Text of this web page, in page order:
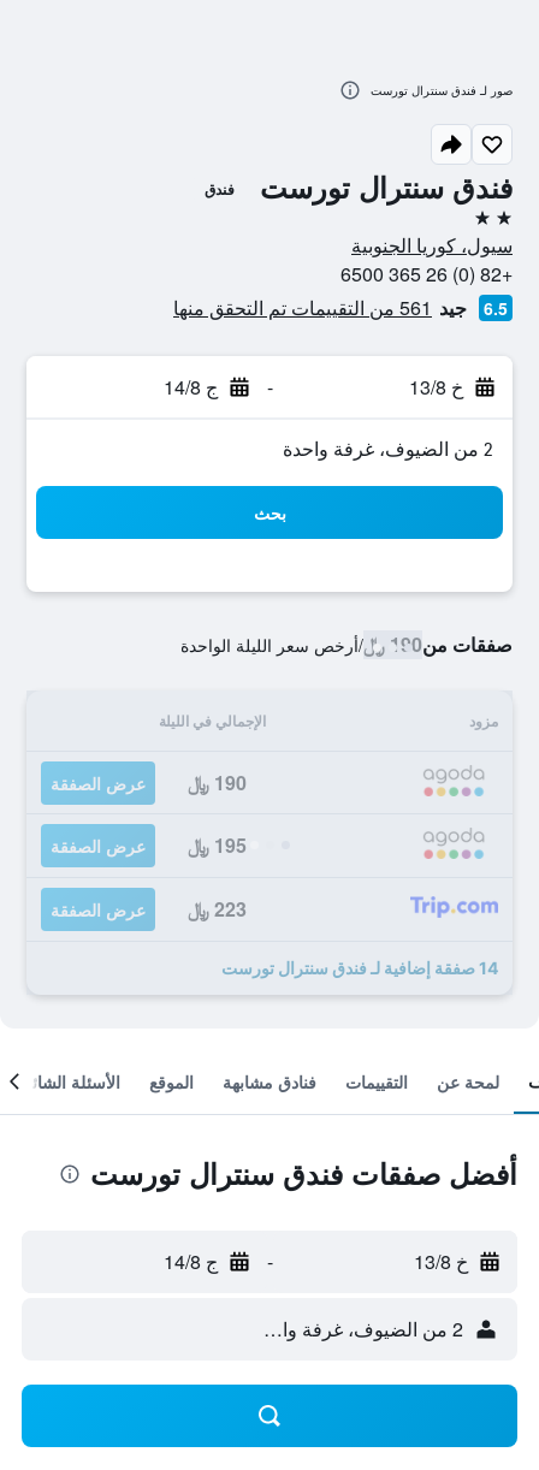
فندق سنترال تورست فندق
2 نجمتين
سيول، كوريا الجنوبية
+82 (0) 26 365 6500
6.5 جيد 561 من التقييمات تم التحقق منها
خ 13/8 - ج 14/8
2 من الضيوف، غرفة واحدة
بحث
صفقات من190 ﷼ /أرخص سعر الليلة الواحدة
مزود الإجمالي في الليلة
190 ﷼ عرض الصفقة
195 ﷼ عرض الصفقة
223 ﷼ عرض الصفقة
14 صفقة إضافية لـ فندق سنترال تورست
صور لـ فندق سنترال تورست
لمحة عن التقييمات فنادق مشابهة الموقع الأسئلة الشائعة
أفضل صفقات فندق سنترال تورست
خ 13/8 - ج 14/8
2 من الضيوف، غرفة واحدة